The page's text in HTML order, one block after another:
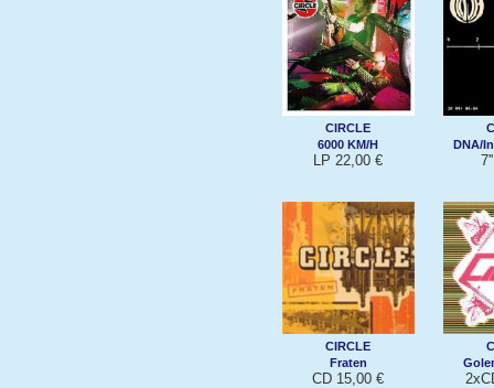
CIRCLE
6000 KM/H
LP 22,00 €
DNA/
CIRCLE
Fraten
CD 15,00 €